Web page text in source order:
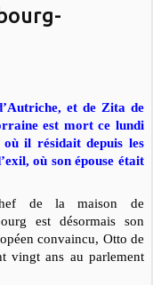
et de Zita de
est mort ce lundi
il résidait depuis les
où son épouse était
de la maison de
est désormais son
convaincu, Otto de
vingt ans au parlement